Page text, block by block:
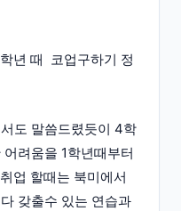
년 때 코업구하기 정
도 말씀드렸듯이 4학
려움을 1학년때부터
업 할때는 북미에서
갖출수 있는 연습과